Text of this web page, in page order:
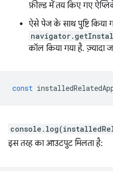
फ़ील्ड में तय किए गए
ऐसे पेज के साथ पुष्टि किया
कॉल किया गया है.
const
इस तरह का आउटपुट मिलता है: